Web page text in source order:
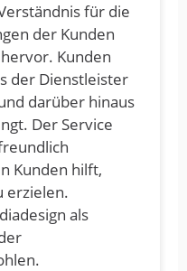
für die
der Kunden
Kunden
der Dienstleister
darüber hinaus
Der Service
Kunden hilft,
erzielen.
als